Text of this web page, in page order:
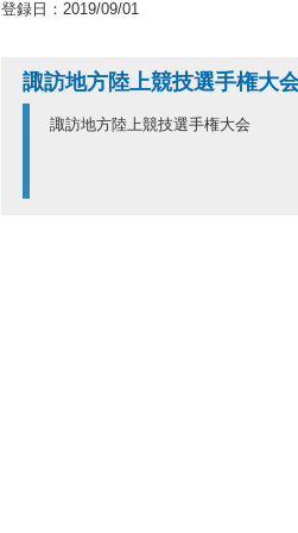
登録日：2019/09/01
諏訪地方陸上競技選手権大
諏訪地方陸上競技選手権大会